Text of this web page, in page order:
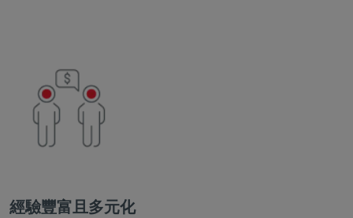
經驗豐富且多元化